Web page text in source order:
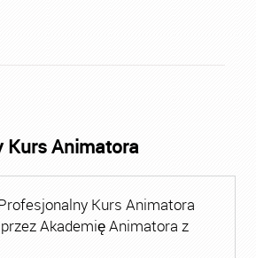
Kurs Animatora
Kurs Animatora
Akademię Animatora z